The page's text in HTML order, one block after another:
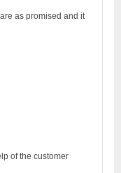
as promised and it
of the customer